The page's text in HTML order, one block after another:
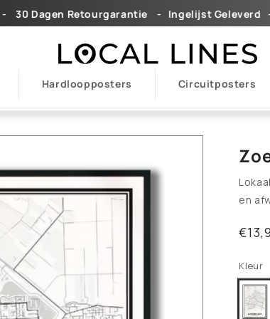
Retourgarantieㅤ ㅤ ㅤ -ㅤ ㅤ ㅤㅤIngelijst Geleverdㅤㅤ ㅤ ㅤ-
Hardloopposters Circuitposters
en
Kleur